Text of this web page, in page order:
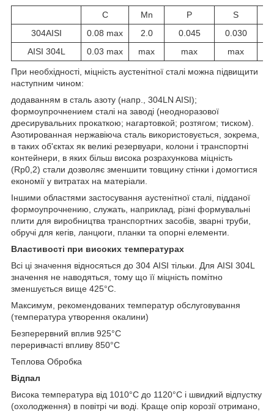
C Mn P
S
304AISI
0.08 max 2.0 0.045
0.030
AISI 304L
0.03 max max max max
При необхідності, міцність аустенітної сталі можна підвищити
наступним чином:
додаванням в сталь азоту (напр., 304LN AISI);
формоупрочнением сталі на заводі (неодноразової
дресирувальних прокаткою; нагартовкой; розтягом; тиском).
Азотированная нержавіюча сталь використовується, зокрема,
в таких об'єктах як великі резервуари, колони і транспортні
контейнери, в яких більш висока розрахункова міцність
(Rp0,2) стали дозволяє зменшити товщину стінки і домогтися
економії у витратах на матеріали.
Іншими областями застосування аустенітної сталі, підданої
формоупрочнению, служать, наприклад, різні формувальні
плити для виробництва транспортних засобів, зварні труби,
обручі для кегів, ланцюги, планки та опорні елементи.
Властивості при високих температурах
Всі ці значення відносяться до 304 AISI тільки. Для AISI 304L
значення не наводяться, тому що її міцність помітно
зменшується вище 425°C.
Максимум, рекомендованих температур обслуговування
(температура утворення окалини)
Безперервний вплив 925°C
переривчасті впливу 850°C
Теплова Обробка
Відпал
Висока температура від 1010°C до 1120°C і швидкий відпустку
(охолодження) в повітрі чи воді. Краще опір корозії отримано,